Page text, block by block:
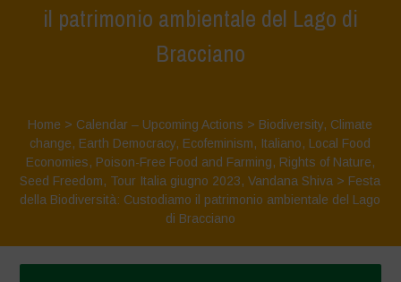
il patrimonio ambientale del Lago di
Bracciano
Home > Calendar – Upcoming Actions > Biodiversity, Climate
change, Earth Democracy, Ecofeminism, Italiano, Local Food
Economies, Poison-Free Food and Farming, Rights of Nature,
Seed Freedom, Tour Italia giugno 2023,Vandana Shiva > Festa
della Biodiversità: Custodiamo il patrimonio ambientale del Lago
di Bracciano